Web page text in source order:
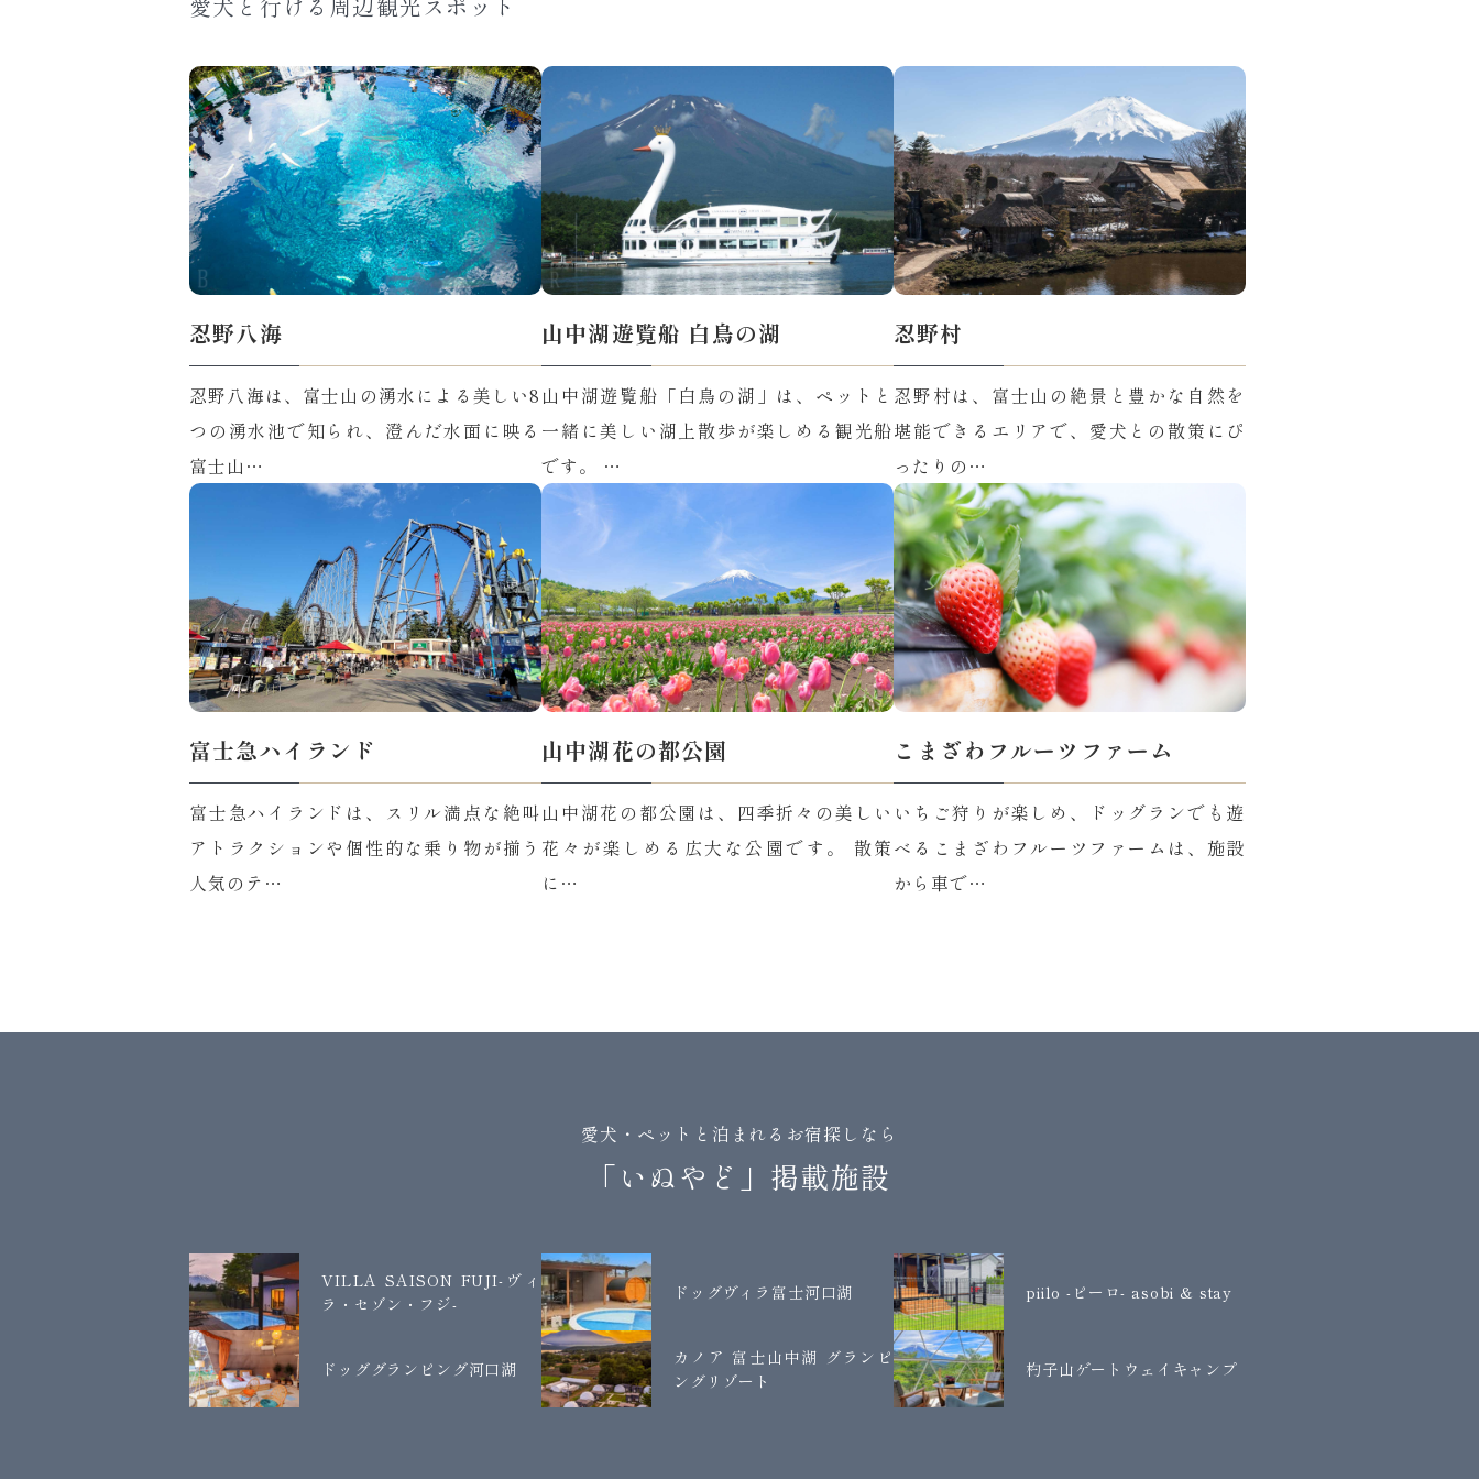
忍野八海
忍野八海は、富士山の湧水による美しい8
つの湧水池で知られ、澄んだ水面に映る
富士山…
山中湖遊覧船 白鳥の湖
山中湖遊覧船「白鳥の湖」は、ペットと
一緒に美しい湖上散歩が楽しめる観光船
です。 …
忍野村
忍野村は、富士山の絶景と豊かな自然を
堪能できるエリアで、愛犬との散策にぴ
ったりの…
富士急ハイランド
富士急ハイランドは、スリル満点な絶叫
アトラクションや個性的な乗り物が揃う
人気のテ…
山中湖花の都公園
山中湖花の都公園は、四季折々の美しい
花々が楽しめる広大な公園です。 散策
に…
こまざわフルーツファーム
いちご狩りが楽しめ、ドッグランでも遊
べるこまざわフルーツファームは、施設
から車で…
愛犬・ペットと泊まれるお宿探しなら
「いぬやど」掲載施設
VILLA SAISON FUJI-ヴィ
ラ・セゾン・フジ-
ドッグヴィラ富士河口湖 piilo -ピーロ- asobi & stay
ドッググランピング河口湖
カノア 富士山中湖 グランピ
ングリゾート
杓子山ゲートウェイキャンプ